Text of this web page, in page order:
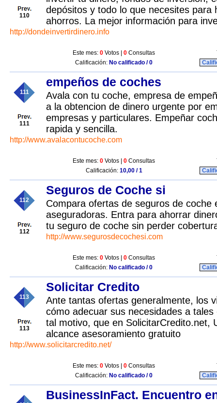
110
depósitos y todo lo que necesites para
ahorros. La mejor información para
http://dondeinvertirdinero.info
Este mes: 0 Votos | 0 Consultas
Calificación: No calificado / 0
111
111
empeños de coches
Avala con tu coche, empresa de
a la obtencion de dinero urgente por
empresas y particulares. Empeñar
rapida y sencilla.
http://www.avalacontucoche.com
Este mes: 0 Votos | 0 Consultas
Calificación: 10,00 / 1
112
112
Seguros de Coche si
Compara ofertas de seguros de coche
aseguradoras. Entra para ahorrar
tu seguro de coche sin perder
http://www.segurosdecochesi.com
Este mes: 0 Votos | 0 Consultas
Calificación: No calificado / 0
113
113
Solicitar Credito
Ante tantas ofertas generalmente, los
cómo adecuar sus necesidades a
tal motivo, que en SolicitarCredito.net,
alcance asesoramiento gratuito
http://www.solicitarcredito.net/
Este mes: 0 Votos | 0 Consultas
Calificación: No calificado / 0
BusinessInFact. Encuentro